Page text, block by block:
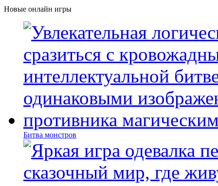
Новые онлайн игры
Битва монстров